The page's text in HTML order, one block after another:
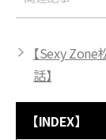
【Sexy Zone
話】
【INDEX】